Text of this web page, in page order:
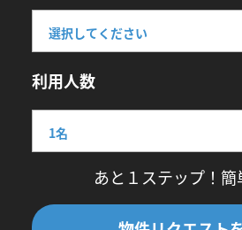
利用人数
あと１ステップ！簡